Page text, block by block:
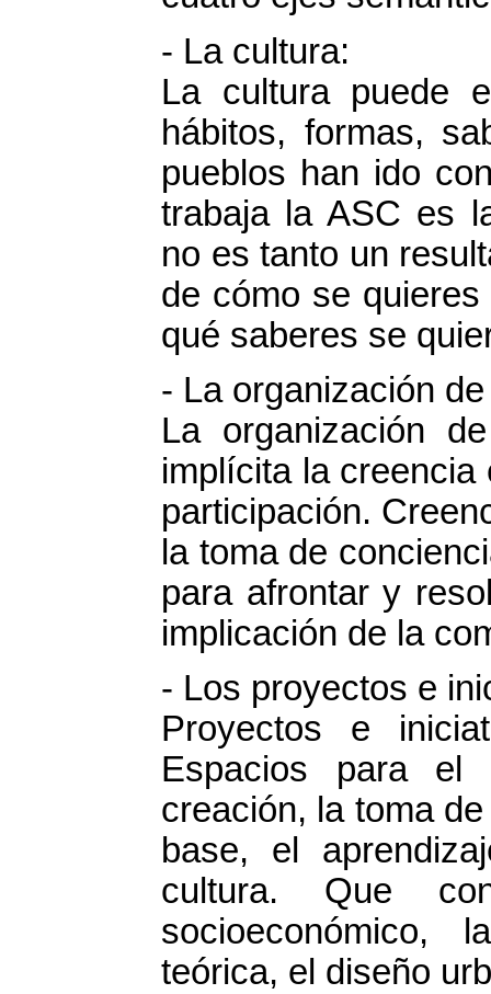
- La cultura:
La cultura puede
hábitos, formas,
pueblos han ido
trabaja la ASC es
no es tanto un
de cómo se
qué saberes se
- La organización
La organización
implícita la creencia
participación.
la toma de
para afrontar y
implicación de la
- Los proyectos e
Proyectos e
Espacios para el
creación, la toma
base, el
cultura. Que
socioeconómico,
teórica, el diseño